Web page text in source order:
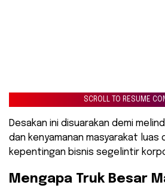
SCROLL TO RESUME
Desakan ini disuarakan demi
dan kenyamanan masyarakat luas
kepentingan bisnis segelintir
​Mengapa Truk Besar